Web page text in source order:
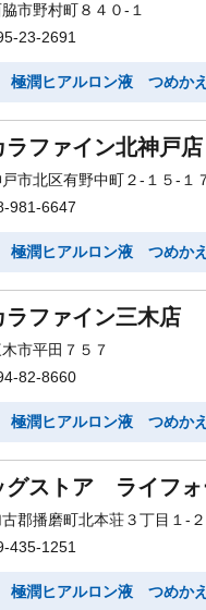
市野村町８４０-１
23-2691
極潤ヒアルロン液 つめか
ラファイン北神戸店
市北区有野中町２-１５-１
981-6647
極潤ヒアルロン液 つめか
ラファイン三木店
市平田７５７
82-8660
極潤ヒアルロン液 つめか
グストア ライフ
郡播磨町北本荘３丁目１-２
435-1251
極潤ヒアルロン液 つめか